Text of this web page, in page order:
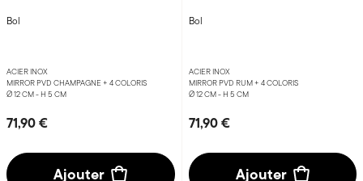
Bol
ACIER INOX
MIRROR PVD CHAMPAGNE + 4 COLORIS
Ø 12 CM - H 5 CM
71,90 €
Ajouter
Bol
ACIER INOX
MIRROR PVD RUM + 4 COLORIS
Ø 12 CM - H 5 CM
71,90 €
Ajouter